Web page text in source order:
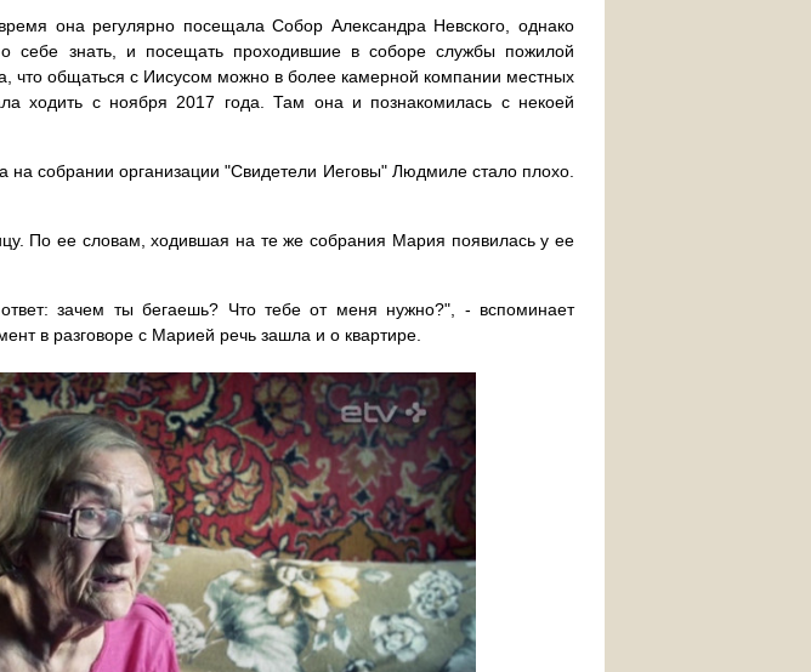
она регулярно посещала Собор Александра Невского, однако
себе знать, и посещать проходившие в соборе службы пожилой
общаться с Иисусом можно в более камерной компании местных
ходить с ноября 2017 года. Там она и познакомилась с некоей
собрании организации "Свидетели Иеговы" Людмиле стало плохо.
По ее словам, ходившая на те же собрания Мария появилась у ее
зачем ты бегаешь? Что тебе от меня нужно?", - вспоминает
в разговоре с Марией речь зашла и о квартире.